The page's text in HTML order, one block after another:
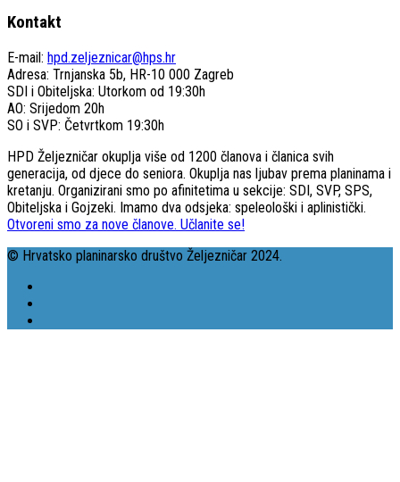
Kontakt
E-mail: hpd.zeljeznicar@hps.hr
Adresa: Trnjanska 5b, HR-10 000 Zagreb
SDI i Obiteljska: Utorkom od 19:30h
AO: Srijedom 20h
SO i SVP: Četvrtkom 19:30h
HPD Željezničar okuplja više od 1200 članova i članica svih
generacija, od djece do seniora. Okuplja nas ljubav prema planinama i
kretanju. Organizirani smo po afinitetima u sekcije: SDI, SVP, SPS,
Obiteljska i Gojzeki. Imamo dva odsjeka: speleološki i aplinistički.
Otvoreni smo za nove članove. Učlanite se!
© Hrvatsko planinarsko društvo Željezničar 2024.